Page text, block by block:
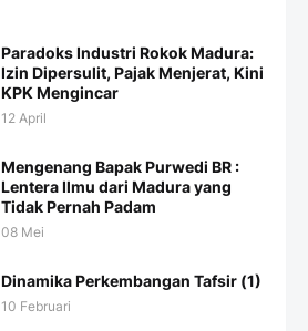
Paradoks Industri Rokok Madura:
Izin Dipersulit, Pajak Menjerat, Kini
KPK Mengincar
12 April
Mengenang Bapak Purwedi BR :
Lentera Ilmu dari Madura yang
Tidak Pernah Padam
08 Mei
Dinamika Perkembangan Tafsir (1)
10 Februari